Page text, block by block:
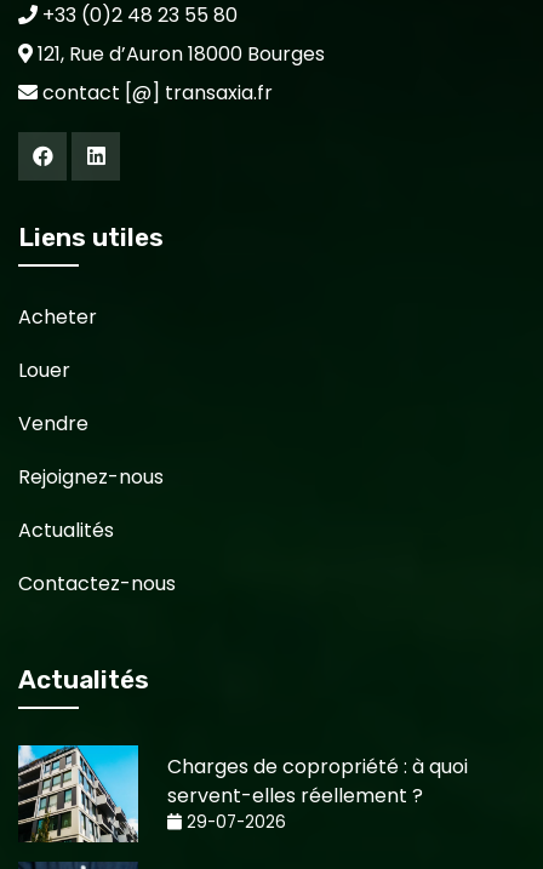
+33 (0)2 48 23 55 80
121, Rue d’Auron 18000 Bourges
contact [@] transaxia.fr
Liens utiles
Acheter
Louer
Vendre
Rejoignez-nous
Actualités
Contactez-nous
Actualités
Charges de copropriété : à quoi
servent-elles réellement ?
29-07-2026